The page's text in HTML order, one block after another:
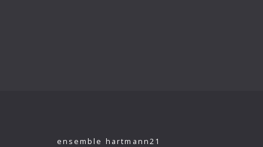
ensemble hartmann21